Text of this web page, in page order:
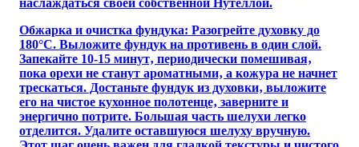
Обжарка и очистка фундука: Разогрейте духовку до
180°C. Выложите фундук на противень в один слой.
Запекайте 10-15 минут‚ периодически помешивая‚
пока орехи не станут ароматными‚ а кожура не начнет
трескаться. Достаньте фундук из духовки‚ выложите
его на чистое кухонное полотенце‚ заверните и
энергично потрите. Большая часть шелухи легко
отделится. Удалите оставшуюся шелуху вручную.